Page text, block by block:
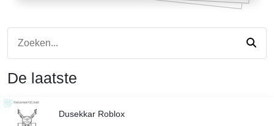
De laatste
Dusekkar Roblox